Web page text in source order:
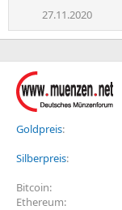
27.11.2020
Goldpreis
Silberpreis
Bitcoin
Ethereum